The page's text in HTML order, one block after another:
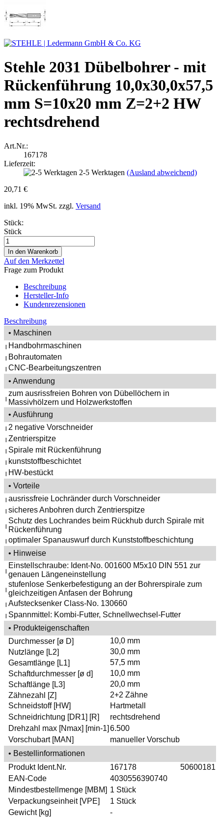
Stehle 2031 Dübelbohrer - mit
Rückenführung 10,0x30,0x57,5
mm S=10x20 mm Z=2+2 HW
rechtsdrehend
Art.Nr.:
167178
Lieferzeit:
2-5 Werktagen (Ausland abweichend)
20,71 €
inkl. 19% MwSt. zzgl. Versand
Stück:
Stück
Auf den Merkzettel
Frage zum Produkt
Beschreibung
Hersteller-Info
Kundenrezensionen
Beschreibung
• Maschinen
| Handbohrmaschinen
| Bohrautomaten
| CNC-Bearbeitungszentren
• Anwendung
|
zum ausrissfreien Bohren von Dübellöchern in
Massivhölzern und Holzwerkstoffen
• Ausführung
| 2 negative Vorschneider
| Zentrierspitze
| Spirale mit Rückenführung
| kunststoffbeschichtet
| HW-bestückt
• Vorteile
| ausrissfreie Lochränder durch Vorschneider
| sicheres Anbohren durch Zentrierspitze
|
Schutz des Lochrandes beim Rückhub durch Spirale mit
Rückenführung
| optimaler Spanauswurf durch Kunststoffbeschichtung
• Hinweise
|
Einstellschraube: Ident-No. 001600 M5x10 DIN 551 zur
genauen Längeneinstellung
|
stufenlose Senkerbefestigung an der Bohrerspirale zum
gleichzeitigen Anfasen der Bohrung
| Aufstecksenker Class-No. 130660
| Spannmittel: Kombi-Futter, Schnellwechsel-Futter
• Produkteigenschaften
Durchmesser [ø D]
10,0 mm
Nutzlänge [L2]
30,0 mm
Gesamtlänge [L1]
57,5 mm
Schaftdurchmesser [ø d]
10,0 mm
Schaftlänge [L3]
20,0 mm
Zähnezahl [Z]
2+2 Zähne
Schneidstoff [HW]
Hartmetall
Schneidrichtung [DR1] [R]
rechtsdrehend
Drehzahl max [Nmax] [min-1] 6.500
Vorschubart [MAN]
manueller Vorschub
• Bestellinformationen
Produkt Ident.Nr.
167178
50600181
EAN-Code
4030556390740
Mindestbestellmenge [MBM] 1 Stück
Verpackungseinheit [VPE]
1 Stück
Gewicht [kg]
-